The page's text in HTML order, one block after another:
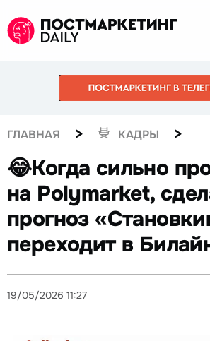
ГЛАВНАЯ > КАДРЫ >
😂Когда сильно
на Polymarket,
прогноз
переходит в
19/05/2026 11:27